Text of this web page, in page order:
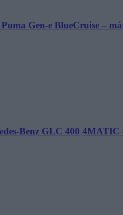
Gen-e BlueCruise –
Benz GLC 400